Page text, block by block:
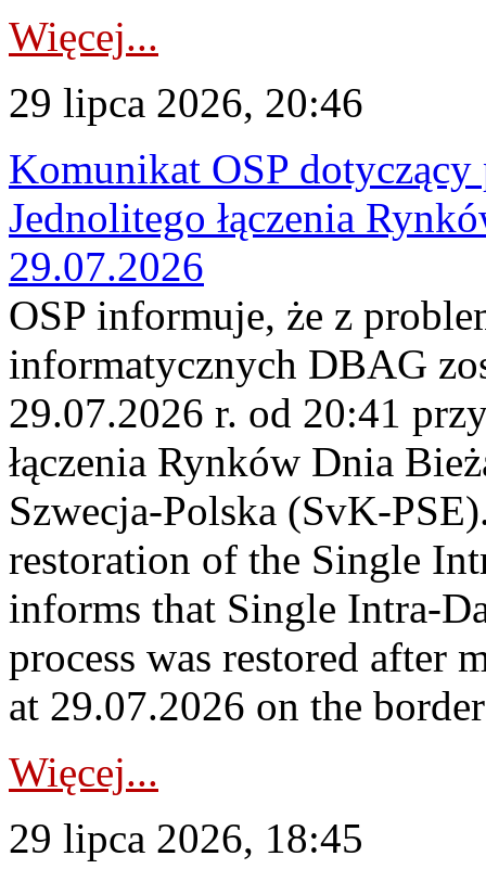
Więcej...
29 lipca 2026, 20:46
Komunikat OSP
Jednolitego łączenia
29.07.2026
OSP informuje, że z
informatycznych DBAG
29.07.2026 r. od 20:41
łączenia Rynków Dnia
Szwecja-Polska (SvK-
restoration of the Single
informs that Single Intra-
process was restored after
at 29.07.2026 on the
Więcej...
29 lipca 2026, 18:45